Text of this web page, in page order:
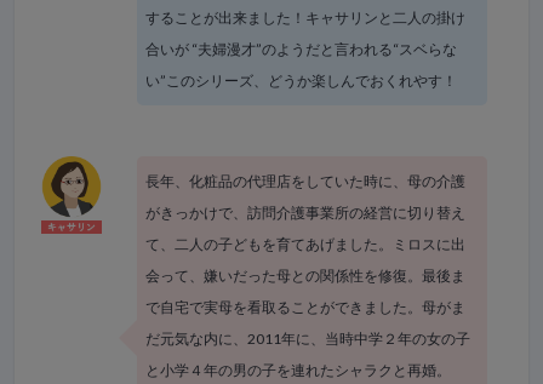
することが出来ました！キャサリンと二人の掛け
合いが “夫婦漫才”のようだと言われる“スベらな
い”このシリーズ、どうか楽しんでおくれやす！
長年、化粧品の代理店をしていた時に、母の介護
がきっかけで、訪問介護事業所の経営に切り替え
て、二人の子どもを育てあげました。ミロスに出
会って、嫌いだった母との関係性を修復。最後ま
で自宅で実母を看取ることができました。母がま
だ元気な内に、2011年に、当時中学２年の女の子
と小学４年の男の子を連れたシャラクと再婚。